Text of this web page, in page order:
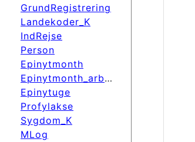
GrundRegistrering
Landekoder_K
IndRejse
Person
Epinytmonth
Epinytmonth_arbdato
Epinytuge
Profylakse
Sygdom_K
MLog